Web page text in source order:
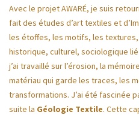
Avec le projet AWARÉ, je suis
fait des études d’art textiles et
les étoffes, les motifs, les
historique, culturel, sociologique
j’ai travaillé sur l’érosion, la
matériau qui garde les traces, les
transformations. J’ai été fascinée
suite la Géologie Textile. Cette